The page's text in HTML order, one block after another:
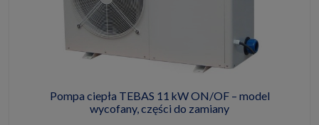
Pompa ciepła TEBAS 11 kW ON/OF – model
wycofany, części do zamiany